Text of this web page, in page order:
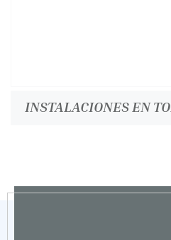
INSTALACIONES EN